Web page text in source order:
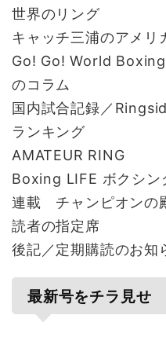
世界のリング
キャッチ三浦のアメリ
Go! Go! World
のコラム
国内試合記録／
ランキング
AMATEUR RING
Boxing LIFE ボクシン
連載 チャンピオンの
読者の指定席
後記／定期購読のお知
最新号をチラ見せ